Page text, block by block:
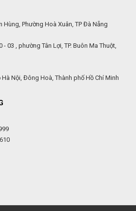
Hùng, Phường Hoà Xuân, TP Đà Nẵng
03 , phường Tân Lợi, TP. Buôn Ma Thuột,
Nội, Đông Hoà, Thành phố Hồ Chí Minh